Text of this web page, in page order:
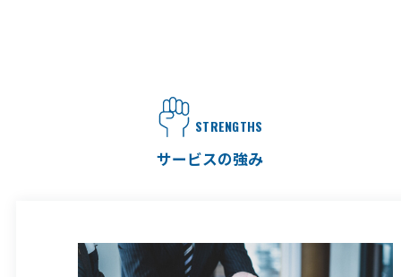
STRENGTHS
サービスの強み